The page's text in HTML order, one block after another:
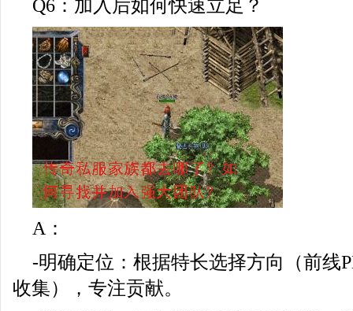
Q6：加入后如何快速立足？
A：
-明确定位：根据特长选择方向（前线
收集），专注贡献。